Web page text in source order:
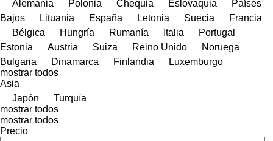
Alemania
Polonia Chequia Eslovaquia
Países
Bajos
Lituania España Letonia Suecia
Francia
Bélgica
Hungría Rumanía Italia
Portugal
Estonia
Austria Suiza Reino Unido
Noruega
Bulgaria
Dinamarca Finlandia
Luxemburgo
mostrar todos
Asia
Japón
Turquía
mostrar todos
mostrar todos
Precio